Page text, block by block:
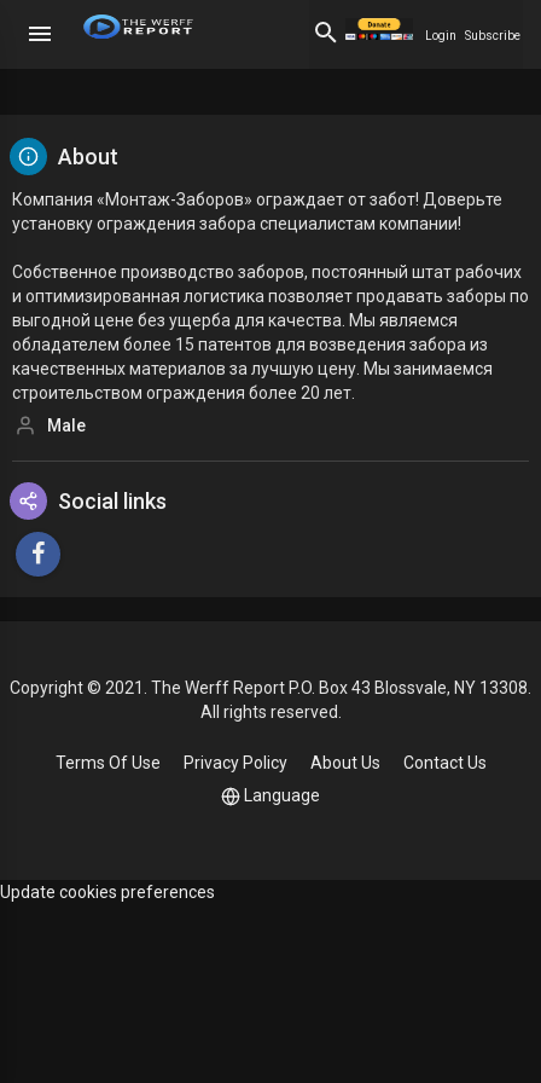
Login Subscribe
About
Компания «Монтаж-Заборов» ограждает от забот! Доверьте
установку ограждения забора специалистам компании!
Собственное производство заборов, постоянный штат рабочих
и оптимизированная логистика позволяет продавать заборы по
выгодной цене без ущерба для качества. Мы являемся
обладателем более 15 патентов для возведения забора из
качественных материалов за лучшую цену. Мы занимаемся
строительством ограждения более 20 лет.
Male
Social links
Copyright © 2021. The Werff Report P.O. Box 43 Blossvale, NY 13308.
All rights reserved.
Terms Of Use Privacy Policy About Us
Contact Us
Language
Update cookies preferences